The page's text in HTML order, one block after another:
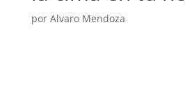
por Alvaro Mendoza